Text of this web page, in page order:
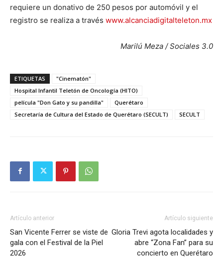
requiere un donativo de 250 pesos por automóvil y el
registro se realiza a través www.alcanciadigitalteleton.mx
Marilú Meza / Sociales 3.0
ETIQUETAS
"Cinematón"
Hospital Infantil Teletón de Oncología (HITO)
película "Don Gato y su pandilla"
Querétaro
Secretaría de Cultura del Estado de Querétaro (SECULT)
SECULT
Artículo anterior
San Vicente Ferrer se viste de
gala con el Festival de la Piel
2026
Artículo siguiente
Gloria Trevi agota localidades y
abre “Zona Fan” para su
concierto en Querétaro